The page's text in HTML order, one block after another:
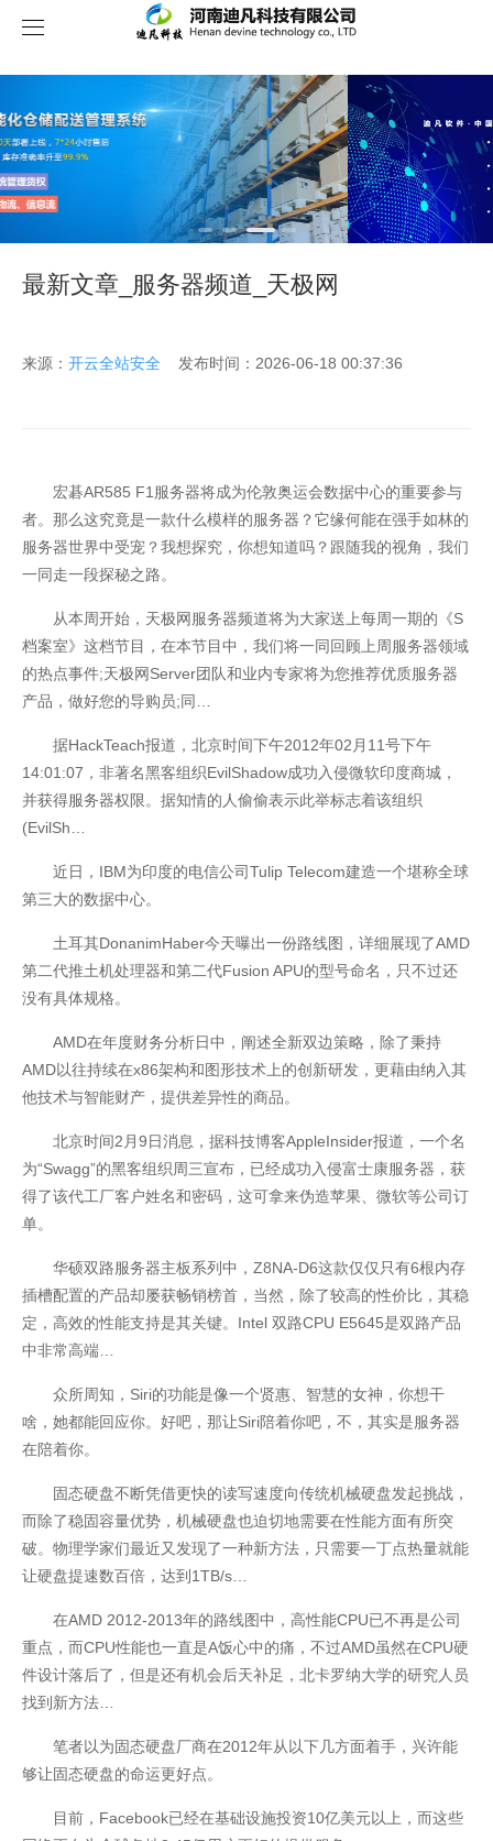
开云全站
开云全站安全
最新文章_服务器频道_天极网
来源： 开云全站安全 发布时间：2026-06-18 00:37:36
宏碁AR585 F1服务器将成为伦敦奥运会数据中心的重要参与
者。那么这究竟是一款什么模样的服务器？它缘何能在强手如林的
服务器世界中受宠？我想探究，你想知道吗？跟随我的视角，我们
一同走一段探秘之路。
从本周开始，天极网服务器频道将为大家送上每周一期的《S
档案室》这档节目，在本节目中，我们将一同回顾上周服务器领域
的热点事件;天极网Server团队和业内专家将为您推荐优质服务器
产品，做好您的导购员;同…
据HackTeach报道，北京时间下午2012年02月11号下午
14:01:07，非著名黑客组织EvilShadow成功入侵微软印度商城，
并获得服务器权限。据知情的人偷偷表示此举标志着该组织
(EvilSh…
近日，IBM为印度的电信公司Tulip Telecom建造一个堪称全球
第三大的数据中心。
土耳其DonanimHaber今天曝出一份路线图，详细展现了AMD
第二代推土机处理器和第二代Fusion APU的型号命名，只不过还
没有具体规格。
AMD在年度财务分析日中，阐述全新双边策略，除了秉持
AMD以往持续在x86架构和图形技术上的创新研发，更藉由纳入其
他技术与智能财产，提供差异性的商品。
北京时间2月9日消息，据科技博客AppleInsider报道，一个名
为“Swagg”的黑客组织周三宣布，已经成功入侵富士康服务器，获
得了该代工厂客户姓名和密码，这可拿来伪造苹果、微软等公司订
单。
华硕双路服务器主板系列中，Z8NA-D6这款仅仅只有6根内存
插槽配置的产品却屡获畅销榜首，当然，除了较高的性价比，其稳
定，高效的性能支持是其关键。Intel 双路CPU E5645是双路产品
中非常高端…
众所周知，Siri的功能是像一个贤惠、智慧的女神，你想干
啥，她都能回应你。好吧，那让Siri陪着你吧，不，其实是服务器
在陪着你。
固态硬盘不断凭借更快的读写速度向传统机械硬盘发起挑战，
而除了稳固容量优势，机械硬盘也迫切地需要在性能方面有所突
破。物理学家们最近又发现了一种新方法，只需要一丁点热量就能
让硬盘提速数百倍，达到1TB/s…
在AMD 2012-2013年的路线图中，高性能CPU已不再是公司
重点，而CPU性能也一直是A饭心中的痛，不过AMD虽然在CPU硬
件设计落后了，但是还有机会后天补足，北卡罗纳大学的研究人员
找到新方法…
笔者以为固态硬盘厂商在2012年从以下几方面着手，兴许能
够让固态硬盘的命运更好点。
目前，Facebook已经在基础设施投资10亿美元以上，而这些